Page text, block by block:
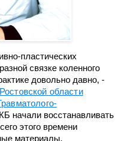
пластических
связке коленного
довольно давно, -
области
начали восстанавливать
этого времени
материалы,